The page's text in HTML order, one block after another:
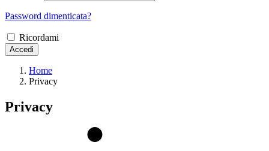
Password dimenticata?
Ricordami
Accedi
Home
Privacy
Privacy